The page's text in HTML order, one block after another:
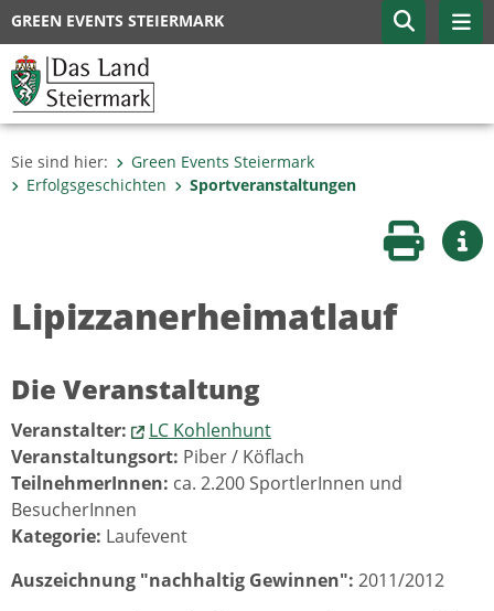
GREEN EVENTS STEIERMARK
Sie sind hier:
Green Events Steiermark
Erfolgsgeschichten
Sportveranstaltungen
Seite
Lipizzanerheimatlauf
Die Veranstaltung
Veranstalter:
LC Kohlenhunt
Veranstaltungsort: Piber / Köflach
TeilnehmerInnen: ca. 2.200 SportlerInnen und
BesucherInnen
Kategorie: Laufevent
Auszeichnung "nachhaltig Gewinnen": 2011/2012